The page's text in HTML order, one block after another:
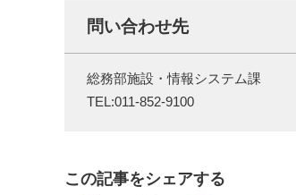
問い合わせ先
総務部施設・情報システム課
TEL:011-852-9100
この記事をシェアする